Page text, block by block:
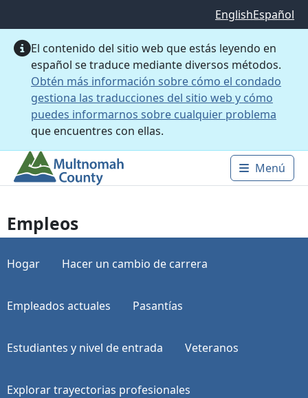
EnglishEspañol
El contenido del sitio web que estás leyendo en
español se traduce mediante diversos métodos.
Obtén más información sobre cómo el condado
gestiona las traducciones del sitio web y cómo
puedes informarnos sobre cualquier problema
que encuentres con ellas.
Main
Menú
Empleos
Hogar Hacer un cambio de carrera
Empleados actuales Pasantías
Estudiantes y nivel de entrada Veteranos
Explorar trayectorias profesionales